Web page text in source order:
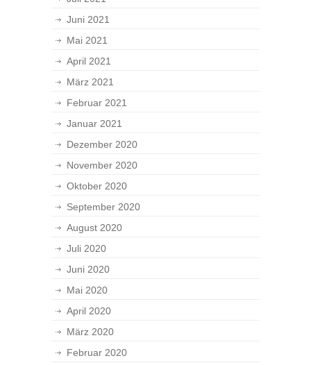
Juni 2021
Mai 2021
April 2021
März 2021
Februar 2021
Januar 2021
Dezember 2020
November 2020
Oktober 2020
September 2020
August 2020
Juli 2020
Juni 2020
Mai 2020
April 2020
März 2020
Februar 2020